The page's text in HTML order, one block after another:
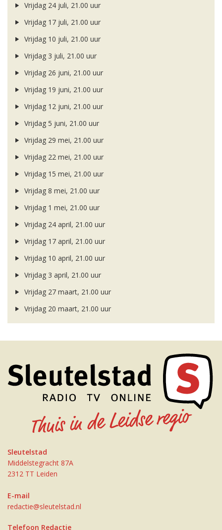
Vrijdag 24 juli, 21.00 uur
Vrijdag 17 juli, 21.00 uur
Vrijdag 10 juli, 21.00 uur
Vrijdag 3 juli, 21.00 uur
Vrijdag 26 juni, 21.00 uur
Vrijdag 19 juni, 21.00 uur
Vrijdag 12 juni, 21.00 uur
Vrijdag 5 juni, 21.00 uur
Vrijdag 29 mei, 21.00 uur
Vrijdag 22 mei, 21.00 uur
Vrijdag 15 mei, 21.00 uur
Vrijdag 8 mei, 21.00 uur
Vrijdag 1 mei, 21.00 uur
Vrijdag 24 april, 21.00 uur
Vrijdag 17 april, 21.00 uur
Vrijdag 10 april, 21.00 uur
Vrijdag 3 april, 21.00 uur
Vrijdag 27 maart, 21.00 uur
Vrijdag 20 maart, 21.00 uur
Sleutelstad
Middelstegracht 87A
2312 TT Leiden
E-mail
redactie@sleutelstad.nl
Telefoon Redactie